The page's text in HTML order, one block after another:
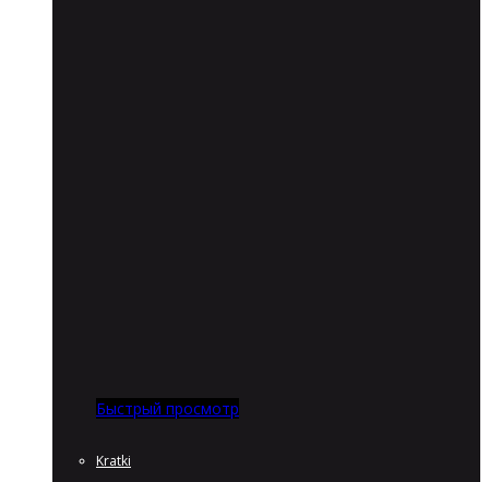
Быстрый просмотр
Kratki